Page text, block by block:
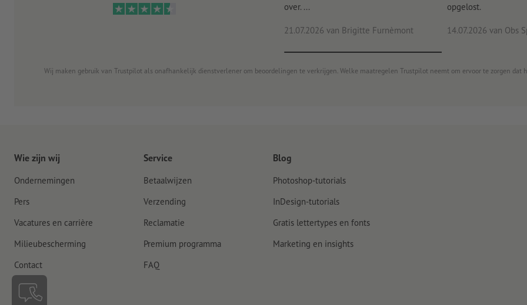
over. ...
21.07.2026 van Brigitte Furnèmont
opgelost.
14.07.2026 van Obs
Wij maken gebruik van Trustpilot als onafhankelijk dienstverlener om beoordelingen te verkrijgen. Welke maatregelen Trustpilot neemt om ervoor te zorgen dat
Wie zijn wij
Ondernemingen
Pers
Vacatures en carrière
Milieubescherming
Contact
Service
Betaalwijzen
Verzending
Reclamatie
Premium programma
FAQ
Blog
Photoshop-tutorials
InDesign-tutorials
Gratis lettertypes en fonts
Marketing en insights